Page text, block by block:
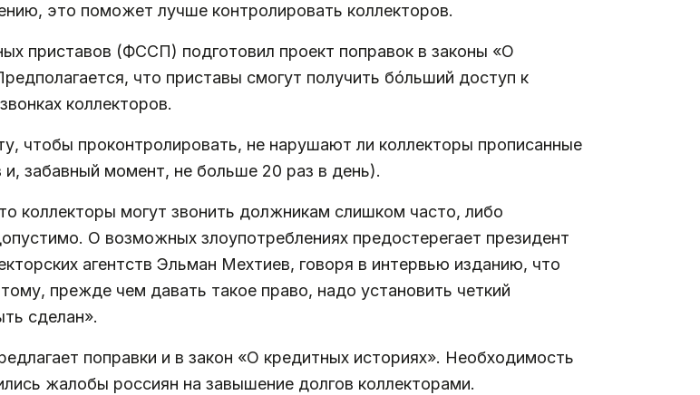
это поможет лучше контролировать коллекторов.
приставов (ФССП) подготовил проект поправок в законы «О
что приставы смогут получить бóльший доступ к
коллекторов.
чтобы проконтролировать, не нарушают ли коллекторы прописанные
забавный момент, не больше 20 раз в день).
коллекторы могут звонить должникам слишком часто, либо
О возможных злоупотреблениях предостерегает президент
агентств Эльман Мехтиев, говоря в интервью изданию, что
прежде чем давать такое право, надо установить четкий
сделан».
поправки и в закон «О кредитных историях». Необходимость
жалобы россиян на завышение долгов коллекторами.